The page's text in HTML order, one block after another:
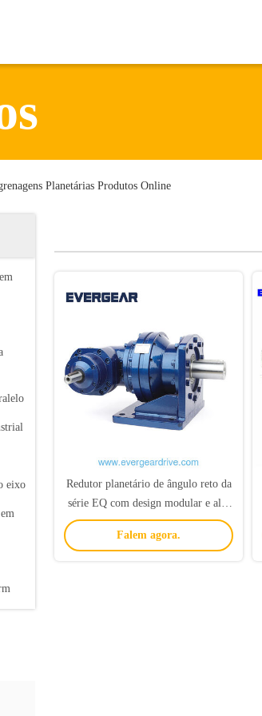
Planetárias Produtos Online
eixo
Redutor planetário de ângulo reto da
série EQ com design modular e alto
desempenho anti-choque para
aplicações industriais
Falem agora.